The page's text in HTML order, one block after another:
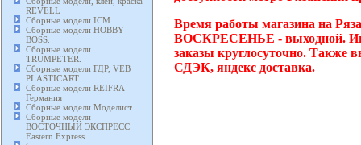
REVELL
Сборные модели ICM.
Сборные модели HOBBY
BOSS.
Сборные модели
TRUMPETER.
Сборные модели ГДР, VEB
PLASTICART
Сборные модели REIFRA
Германия
Сборные модели Моделист.
Сборные модели
ВОСТОЧНЫЙ ЭКСПРЕСС
Eastern Express
Время работы магазина на
ВОСКРЕСЕНЬЕ - выходной.
заказы круглосуточно. Также
СДЭК, яндекс доставка.